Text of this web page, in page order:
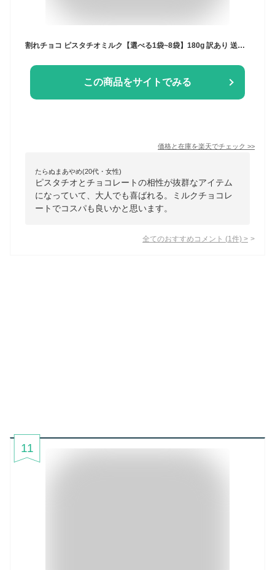
割れチョコ ピスタチオミルク【選べる1袋~8袋】180g 訳あり 送料無料 最高級クーベルチュールチョコレート プチギフト 小分けハイビターチョコ カカオのONES
この商品をサイトでみる
価格と在庫を楽天でチェック >>
たらぬまあやめ(20代・女性)
ピスタチオとチョコレートの相性が抜群なアイテム
になっていて、大人でも喜ばれる。ミルクチョコレ
ートでコスパも良いかと思います。
全てのおすすめコメント (1 件) >
11